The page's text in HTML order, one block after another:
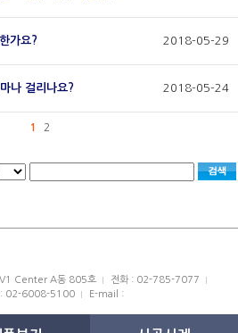
가요? 2018-05-29
나 걸리나요? 2018-05-24
1 2
V1 Center A동 805호
전화 : 02-785-7077
: 02-6008-5100
E-mail :
All rights reserved.